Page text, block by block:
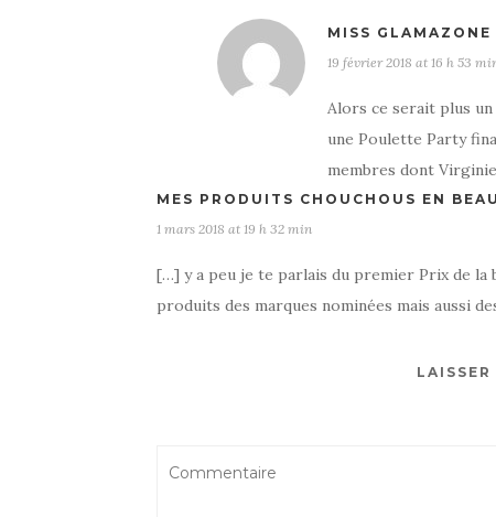
MISS GLAMAZONE
19 février 2018 at 16 h 53
Alors ce serait plus un
une Poulette Party
membres dont
MES PRODUITS CHOUCHOUS EN
1 mars 2018 at 19 h 32 min
[…] y a peu je te parlais du premier Prix de la
produits des marques nominées mais aussi